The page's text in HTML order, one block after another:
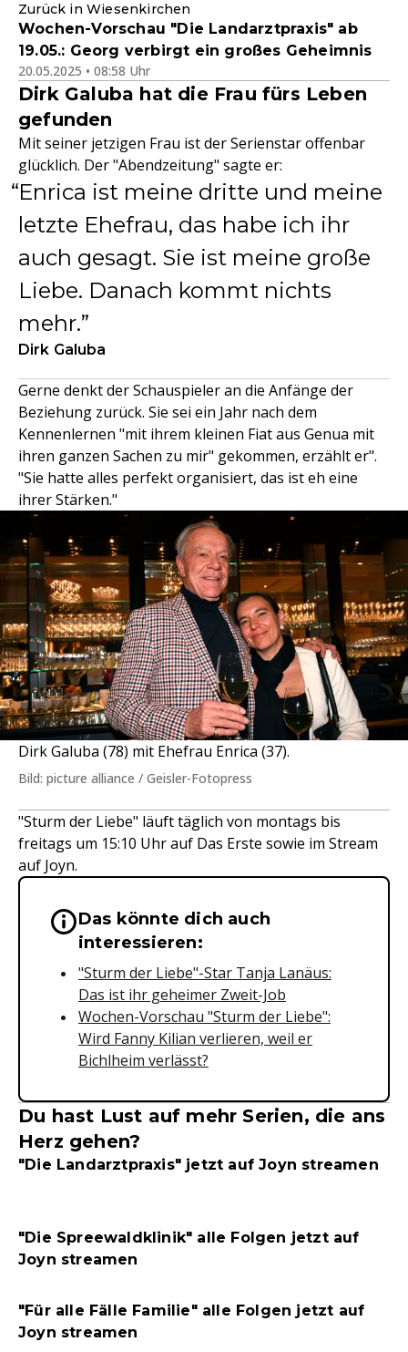
Zurück in Wiesenkirchen
Wochen-Vorschau "Die Landarztpraxis" ab
19.05.: Georg verbirgt ein großes Geheimnis
20.05.2025 • 08:58 Uhr
Dirk Galuba hat die Frau fürs Leben
gefunden
Mit seiner jetzigen Frau ist der Serienstar offenbar
glücklich. Der "Abendzeitung" sagte er:
Enrica ist meine dritte und meine
letzte Ehefrau, das habe ich ihr
auch gesagt. Sie ist meine große
Liebe. Danach kommt nichts
mehr.
Dirk Galuba
Gerne denkt der Schauspieler an die Anfänge der
Beziehung zurück. Sie sei ein Jahr nach dem
Kennenlernen "mit ihrem kleinen Fiat aus Genua mit
ihren ganzen Sachen zu mir" gekommen, erzählt er".
"Sie hatte alles perfekt organisiert, das ist eh eine
ihrer Stärken."
Dirk Galuba (78) mit Ehefrau Enrica (37).
Bild: picture alliance / Geisler-Fotopress
"Sturm der Liebe" läuft täglich von montags bis
freitags um 15:10 Uhr auf Das Erste sowie im Stream
auf Joyn.
Wichtige Hinweise &
Das könnte dich auch
interessieren:
"Sturm der Liebe"-Star Tanja Lanäus:
Das ist ihr geheimer Zweit-Job
Wochen-Vorschau "Sturm der Liebe":
Wird Fanny Kilian verlieren, weil er
Bichlheim verlässt?
Du hast Lust auf mehr Serien, die ans
Herz gehen?
"Die Landarztpraxis" jetzt auf Joyn streamen
"Die Spreewaldklinik" alle Folgen jetzt auf
Joyn streamen
"Für alle Fälle Familie" alle Folgen jetzt auf
Joyn streamen